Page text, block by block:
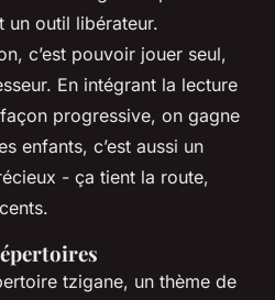
un outil libérateur.
c’est pouvoir jouer seul,
En intégrant la lecture
progressive, on gagne
enfants, c’est aussi un
- ça tient la route,
tzigane, un thème de